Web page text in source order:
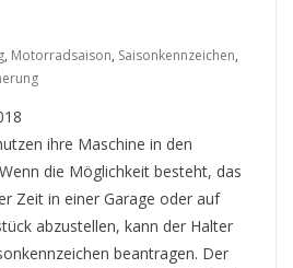
, Motorradsaison, Saisonkennzeichen,
ihre Maschine in den
die Möglichkeit besteht, das
Zeit in einer Garage oder auf
abzustellen, kann der Halter
beantragen. Der